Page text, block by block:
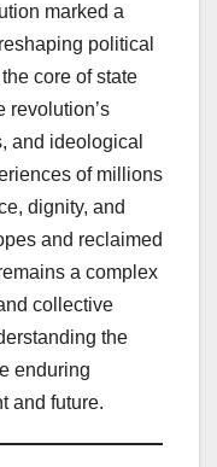
marked a
political
core of state
revolution’s
and ideological
of millions
dignity, and
and reclaimed
a complex
collective
the
enduring
and future.